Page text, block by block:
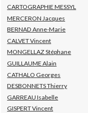
CARTOGRAPHIE MESSYL
MERCERON Jacques
BERNAD Anne-Marie
CALVET Vincent
MONGELLAZ Stéphane
GUILLAUME Alain
CATHALO Georges
DESBONNETS Thierry
GARREAU Isabelle
GISPERT Vincent